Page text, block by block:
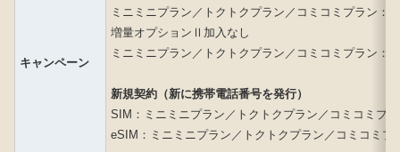
キャンペーン
ミニミニプラン／トクトクプラン／コミコミプラン：
増量オプションⅡ加入なし
ミニミニプラン／トクトクプラン／コミコミプラン：
新規契約（新に携帯電話番号を発行）
SIM：ミニミニプラン／トクトクプラン／コミコミプ
eSIM：ミニミニプラン／トクトクプラン／コミコミプ